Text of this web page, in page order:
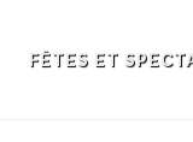
FÊTES ET